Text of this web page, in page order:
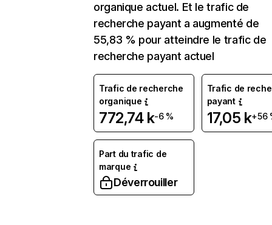
organique actuel. Et le trafic de
recherche payant a augmenté de
55,83 % pour atteindre le trafic de
recherche payant actuel
Trafic de recherche
organique
772,74 k-6 %
Trafic de
payant
17,05 k+56
Part du trafic de
marque
Déverrouiller